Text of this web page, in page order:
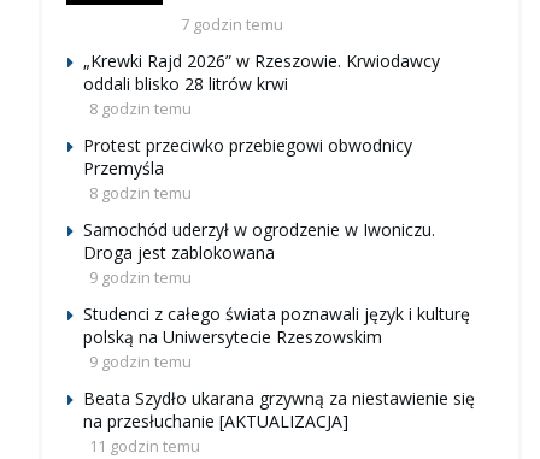
7 godzin temu
„Krewki Rajd 2026” w Rzeszowie. Krwiodawcy
oddali blisko 28 litrów krwi
8 godzin temu
Protest przeciwko przebiegowi obwodnicy
Przemyśla
8 godzin temu
Samochód uderzył w ogrodzenie w Iwoniczu.
Droga jest zablokowana
9 godzin temu
Studenci z całego świata poznawali język i kulturę
polską na Uniwersytecie Rzeszowskim
9 godzin temu
Beata Szydło ukarana grzywną za niestawienie się
na przesłuchanie [AKTUALIZACJA]
11 godzin temu